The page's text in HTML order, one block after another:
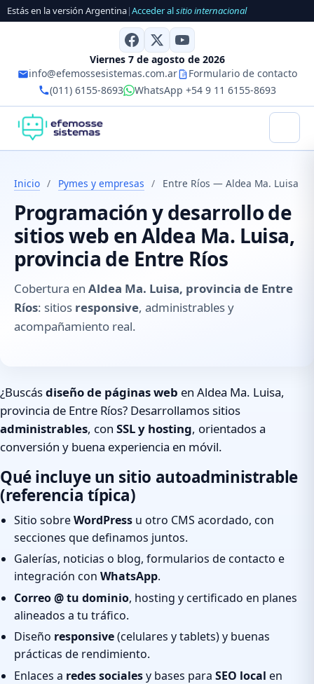
Estás en la versión Argentina|Acceder alsitio internacional
Viernes 7 de agosto de 2026
info@efemossesistemas.com.ar
Formulario de contacto
(011) 6155-8693
WhatsApp +54 9 11 6155-8693
Inicio / Pymes y empresas / Entre Ríos — Aldea Ma. Luisa
Programación y desarrollo de
sitios web en Aldea Ma. Luisa,
provincia de Entre Ríos
Cobertura en Aldea Ma. Luisa, provincia de Entre
Ríos: sitios responsive, administrables y
acompañamiento real.
¿Buscásdiseño de páginas web en Aldea Ma. Luisa,
provincia de Entre Ríos? Desarrollamos sitios
administrables, con SSL y hosting, orientados a
conversión y buena experiencia en móvil.
Qué incluye un sitio autoadministrable
(referencia típica)
Sitio sobreWordPress u otro CMS acordado, con
secciones que definamos juntos.
Galerías, noticias o blog, formularios de contacto e
integración con WhatsApp.
Correo @ tu dominio, hosting y certificado en planes
alineados a tu tráfico.
Diseño responsive(celulares y tablets) y buenas
prácticas de rendimiento.
Enlaces a redes socialesy bases para SEO local en